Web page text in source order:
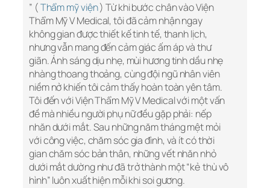
” (Thẩm mỹ viện) Từ khi bước chân vào Viện
Thẩm Mỹ V Medical, tôi đã cảm nhận ngay
không gian được thiết kế tinh tế, thanh lịch,
nhưng vẫn mang đến cảm giác ấm áp và thư
giãn. Ánh sáng dịu nhẹ, mùi hương tinh dầu nhẹ
nhàng thoang thoảng, cùng đội ngũ nhân viên
niềm nở khiến tôi cảm thấy hoàn toàn yên tâm.
Tôi đến với Viện Thẩm Mỹ V Medical với một vấn
đề mà nhiều người phụ nữ đều gặp phải: nếp
nhăn dưới mắt. Sau những năm tháng mệt mỏi
với công việc, chăm sóc gia đình, và ít có thời
gian chăm sóc bản thân, những vết nhăn nhỏ
dưới mắt dường như đã trở thành một “kẻ thù vô
hình” luôn xuất hiện mỗi khi soi gương.